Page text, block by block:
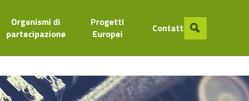
Organismi di
partecipazione
Progetti
Europei
Contatti